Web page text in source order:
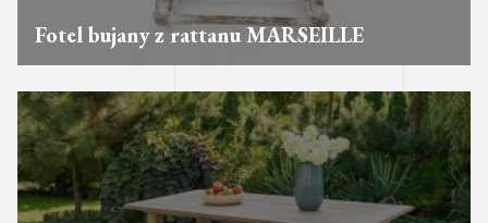
Fotel bujany z rattanu MARSEILLE